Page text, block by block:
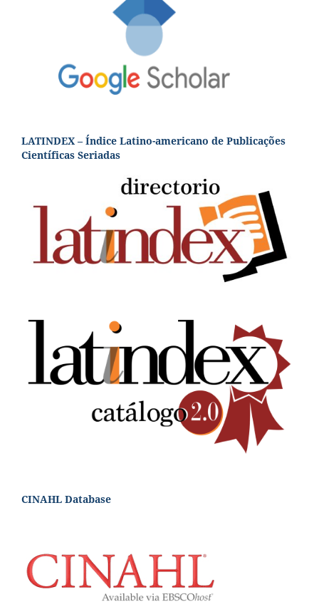
LATINDEX – Índice Latino-americano de Publicações
Científicas Seriadas
CINAHL Database